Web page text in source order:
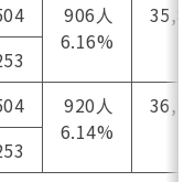
906人
6.16%
920人
6.14%